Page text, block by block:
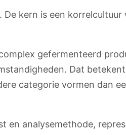
kern is een korrelcultuur
gefermenteerd
Dat
categorie vormen dan
en analysemethode,